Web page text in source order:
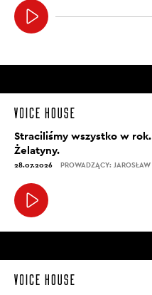
Straciliśmy wszystko w
Żelatyny.
28.07.2026 PROWADZĄCY: